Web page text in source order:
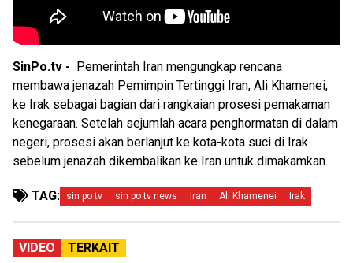
SinPo.tv -
Pemerintah Iran mengungkap rencana
membawa jenazah Pemimpin Tertinggi Iran, Ali Khamenei,
ke Irak sebagai bagian dari rangkaian prosesi pemakaman
kenegaraan. Setelah sejumlah acara penghormatan di dalam
negeri, prosesi akan berlanjut ke kota-kota suci di Irak
sebelum jenazah dikembalikan ke Iran untuk dimakamkan.
TAG: sin po tv sin po tv news Iran Ali Khamenei Irak
VIDEO TERKAIT